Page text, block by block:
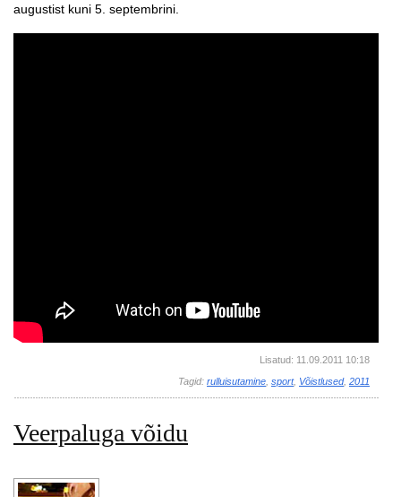
augustist kuni 5. septembrini.
Lisatud: 11.09.2011 10:18
Tagid: rulluisutamine sport, Võistlused, 2011
Veerpaluga võidu